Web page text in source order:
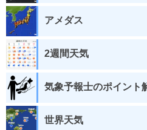
アメダス
2週間天気
気象予報士のポイント
世界天気